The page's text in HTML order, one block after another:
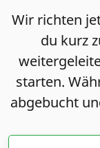
Wir richten
du kurz
starten.
abgebucht